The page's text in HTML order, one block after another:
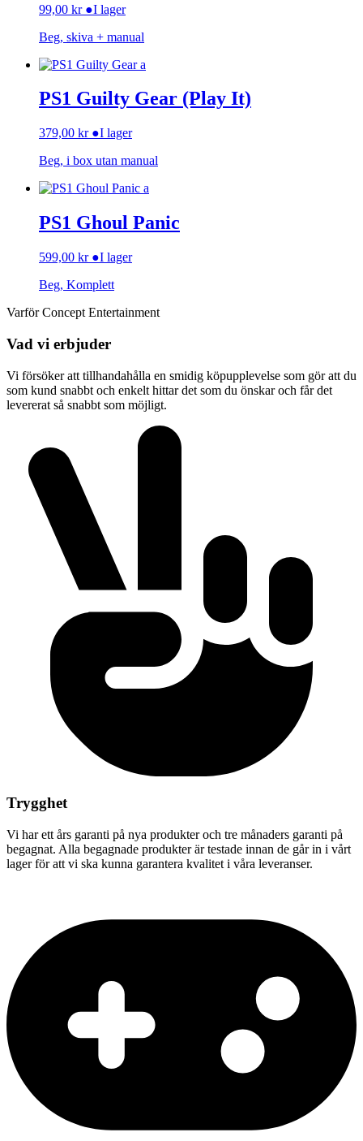
99,00 kr ●I lager
Beg, skiva + manual
PS1 Guilty Gear (Play It)
379,00 kr ●I lager
Beg, i box utan manual
PS1 Ghoul Panic
599,00 kr ●I lager
Beg, Komplett
Varför Concept Entertainment
Vad vi erbjuder
Vi försöker att tillhandahålla en smidig köpupplevelse som gör att du
som kund snabbt och enkelt hittar det som du önskar och får det
levererat så snabbt som möjligt.
Trygghet
Vi har ett års garanti på nya produkter och tre månaders garanti på
begagnat. Alla begagnade produkter är testade innan de går in i vårt
lager för att vi ska kunna garantera kvalitet i våra leveranser.